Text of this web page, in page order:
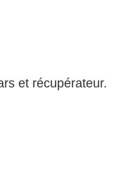
et récupérateur.